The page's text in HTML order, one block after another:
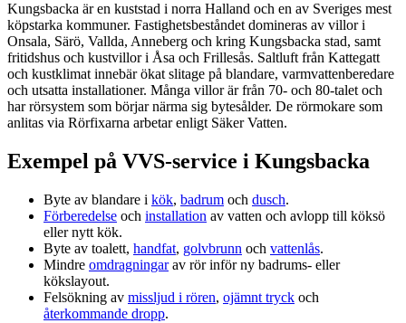
Kungsbacka är en kuststad i norra Halland och en av Sveriges mest
köpstarka kommuner. Fastighetsbeståndet domineras av villor i
Onsala, Särö, Vallda, Anneberg och kring Kungsbacka stad, samt
fritidshus och kustvillor i Åsa och Frillesås. Saltluft från Kattegatt
och kustklimat innebär ökat slitage på blandare, varmvattenberedare
och utsatta installationer. Många villor är från 70‑ och 80‑talet och
har rörsystem som börjar närma sig bytesålder. De rörmokare som
anlitas via Rörfixarna arbetar enligt Säker Vatten.
Exempel på VVS‑service i Kungsbacka
Byte av blandare i kök, badrum och dusch.
Förberedelse och installation av vatten och avlopp till köksö
eller nytt kök.
Byte av toalett, handfat, golvbrunn och vattenlås.
Mindre omdragningarav rör inför ny badrums‑ eller
kökslayout.
Felsökning av missljud i rören, ojämnt tryck och
återkommande dropp.